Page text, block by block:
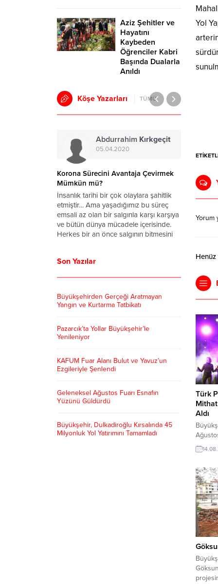
Yol
Yorum
Henüz
Türk
Aldı
sevilen
Uzun
pop
Aziz Şehitler ve
Hayatını
Kaybeden
Öğrenciler Kabri
Başında Dualarla
Anıldı
Köşe Yazarları TÜMÜ
TurgayKurt
20.06.2020
Kahramanmaraş’ta Korona Virüsü
Vaka Sayısında Son Durum
Ülkemizde görülen ilk Koronavirüs
vakası Sağlık Bakanı Fahrettin Koca
tarafından 10 Mart 2020 tarihinde
açıklanmıştı. O tarihten bu yana
Kahramanmaraş’ta görülen vaka sayısı
normalleşme tarihleri ve kuralları
emsali
gözle
Son Yazılar
Büyükşehirden Gerçeği Aratmayan
Yangın ve Kurtarma Tatbikatı
Pazarcık’ta Yollar Büyükşehir’le
Yenileniyor
KAFUM Fuar Alanı Bulut ve Yavuz’un
Ezgileriyle Şenlendi
Geleneksel Ağustos Fuarı Esnafın
Yüzünü Güldürdü
Büyükşehir, Dulkadiroğlu Kırsalında 45
Milyonluk Yol Yatırımını Tamamladı